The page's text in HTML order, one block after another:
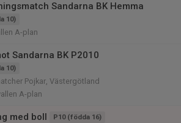
Sandarna BK Hemma
10)
A-plan
Sandarna BK P2010
10)
Pojkar, Västergötland
A-plan
med boll P10 (födda 16)